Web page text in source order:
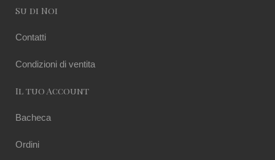
Su di Noi
Contatti
Condizioni di ventita
Il tuo Account
Bacheca
Ordini